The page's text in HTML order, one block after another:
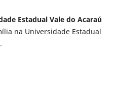
Estadual Vale do Acaraú
na Universidade Estadual